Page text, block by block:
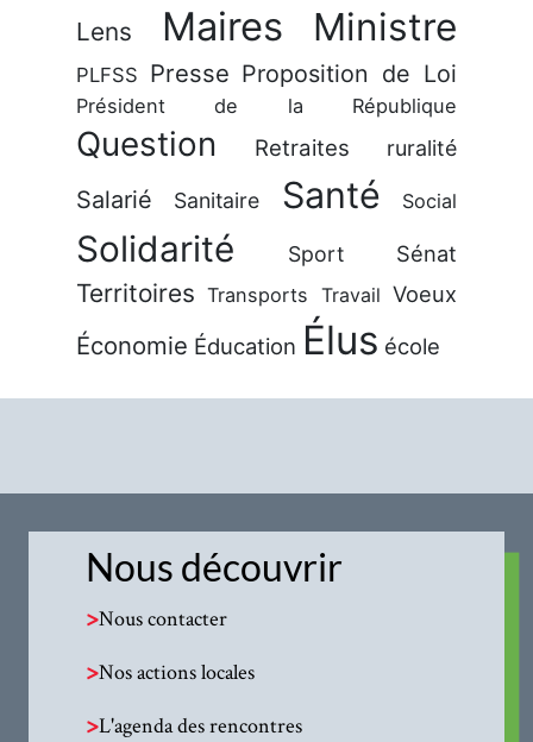
Lens Maires Ministre
PLFSS Presse Proposition de Loi
Président de la République
Question Retraites ruralité
Salarié Sanitaire Santé Social
Solidarité Sport Sénat
Territoires Transports Travail Voeux
Économie Éducation Élus école
Nous découvrir
>Nous contacter
>Nos actions locales
>L'agenda des rencontres